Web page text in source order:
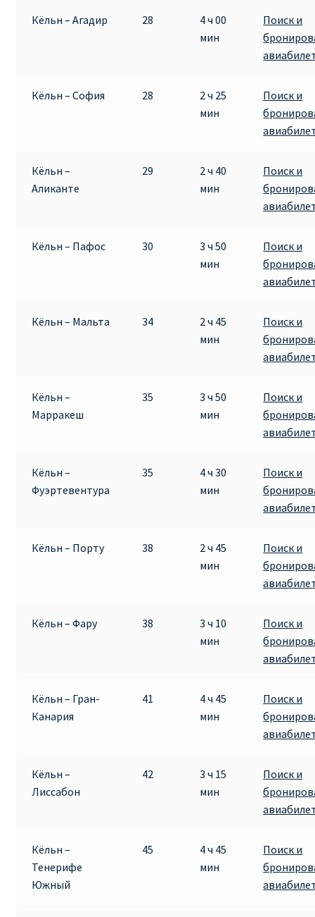
Кёльн – Агадир 28
4 ч 00
мин
Поиск и
Кёльн – София 28
2 ч 25
мин
Поиск и
Кёльн –
Аликанте
29
2 ч 40
мин
Поиск и
Кёльн – Пафос 30
3 ч 50
мин
Поиск и
Кёльн – Мальта 34
2 ч 45
мин
Поиск и
Кёльн –
Марракеш
35
3 ч 50
мин
Поиск и
Кёльн –
Фуэртевентура
35
4 ч 30
мин
Поиск и
Кёльн – Порту 38
2 ч 45
мин
Поиск и
Кёльн – Фару 38
3 ч 10
мин
Поиск и
Кёльн – Гран-
Канария
41
4 ч 45
мин
Поиск и
Кёльн –
Лиссабон
42
3 ч 15
мин
Поиск и
Кёльн –
Тенерифе
Южный
45
4 ч 45
мин
Поиск и